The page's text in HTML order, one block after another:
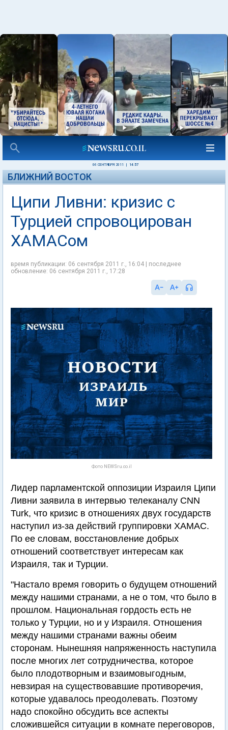
06 СЕНТЯБРЯ 2011 14:57
БЛИЖНИЙ ВОСТОК
Ципи Ливни: кризис с
Турцией спровоцирован
ХАМАСом
время публикации: 06 сентября 2011 г., 16:04 | последнее
обновление: 06 сентября 2011 г., 17:28
Фото NEWSru.co.il
Лидер парламентской оппозиции Израиля Ципи
Ливни заявила в интервью телеканалу CNN
Turk, что кризис в отношениях двух государств
наступил из-за действий группировки ХАМАС.
По ее словам, восстановление добрых
отношений соответствует интересам как
Израиля, так и Турции.
"Настало время говорить о будущем отношений
между нашими странами, а не о том, что было в
прошлом. Национальная гордость есть не
только у Турции, но и у Израиля. Отношения
между нашими странами важны обеим
сторонам. Нынешняя напряженность наступила
после многих лет сотрудничества, которое
было плодотворным и взаимовыгодным,
невзирая на существовавшие противоречия,
которые удавалось преодолевать. Поэтому
надо спокойно обсудить все аспекты
сложившейся ситуации в комнате переговоров,